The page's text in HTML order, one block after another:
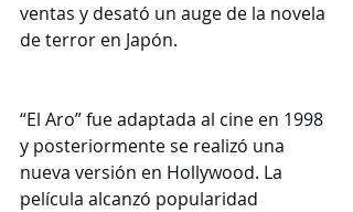
ventas y desató un auge de la novela
de terror en Japón.
“El Aro” fue adaptada al cine en 1998
y posteriormente se realizó una
nueva versión en Hollywood. La
película alcanzó popularidad